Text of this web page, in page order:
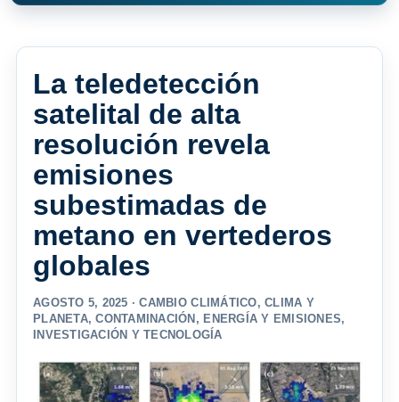
La teledetección
satelital de alta
resolución revela
emisiones
subestimadas de
metano en vertederos
globales
AGOSTO 5, 2025 ·CAMBIO CLIMÁTICO,CLIMA Y
PLANETA,CONTAMINACIÓN , ENERGÍA Y EMISIONES,
INVESTIGACIÓN Y TECNOLOGÍA